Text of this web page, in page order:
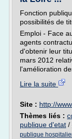
Fonction
possibilités de
Emploi - Face
agents
d'obtenir leur
mars 2012
l'amélioration
Lire la suite
Site : http://
Thèmes liés :
publique d'etat /
publique